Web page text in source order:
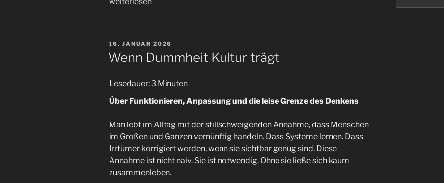
stille
Web
für
Mantra-
Wiederholungspraxis
im
Alltag“
VERÖFFENTLICHT
AM
16. JANUAR 2026
Wenn Dummheit Kultur trägt
Lesedauer:3 Minuten
Über Funktionieren, Anpassung und die leise Grenze des Denkens
Man lebt im Alltag mit der stillschweigenden Annahme, dass Menschen
im Großen und Ganzen vernünftig handeln. Dass Systeme lernen. Dass
Irrtümer korrigiert werden, wenn sie sichtbar genug sind. Diese
Annahme ist nicht naiv. Sie ist notwendig. Ohne sie ließe sich kaum
zusammenleben.